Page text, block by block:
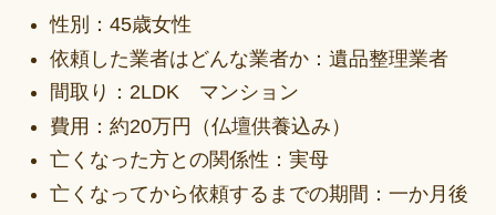
性別：45歳女性
依頼した業者はどんな業者か：遺品整理業者
間取り：2LDK マンション
費用：約20万円（仏壇供養込み）
亡くなった方との関係性：実母
亡くなってから依頼するまでの期間：一か月後